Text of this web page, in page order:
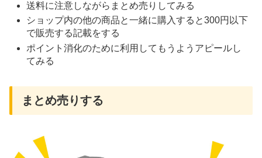
送料に注意しながらまとめ売りしてみる
ショップ内の他の商品と一緒に購入すると300円以下
で販売する記載をする
ポイント消化のために利用してもうようアピールし
てみる
まとめ売りする